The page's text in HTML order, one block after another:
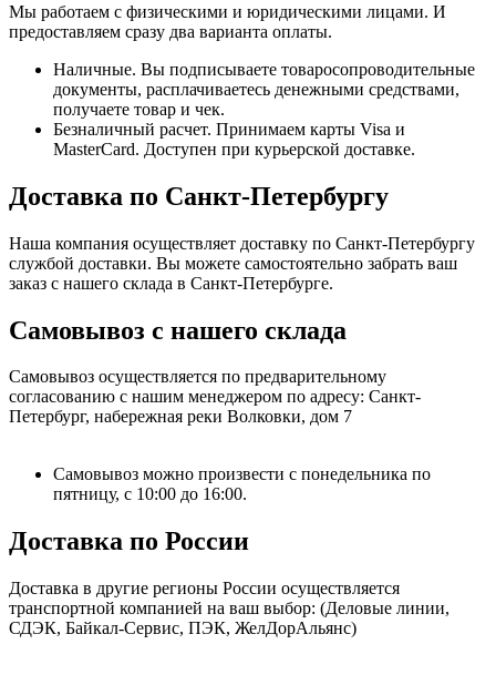
Мы работаем с физическими и юридическими лицами. И
предоставляем сразу два варианта оплаты.
Наличные. Вы подписываете товаросопроводительные
документы, расплачиваетесь денежными средствами,
получаете товар и чек.
Безналичный расчет. Принимаем карты Visa и
MasterCard. Доступен при курьерской доставке.
Доставка по Санкт-Петербургу
Наша компания осуществляет доставку по Санкт-Петербургу
службой доставки. Вы можете самостоятельно забрать ваш
заказ с нашего склада в Санкт-Петербурге.
Самовывоз с нашего склада
Самовывоз осуществляется по предварительному
согласованию с нашим менеджером по адресу: Санкт-
Петербург, набережная реки Волковки, дом 7
Самовывоз можно произвести с понедельника по
пятницу, с 10:00 до 16:00.
Доставка по России
Доставка в другие регионы России осуществляется
транспортной компанией на ваш выбор: (Деловые линии,
СДЭК, Байкал-Сервис, ПЭК, ЖелДорАльянс)